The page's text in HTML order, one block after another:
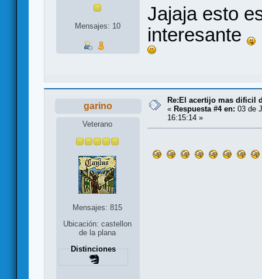
Mensajes: 10
Jajaja esto
interesante
garino
Veterano
Mensajes: 815
Ubicación: castellon
de la plana
Distinciones
Re:El acertijo mas dificil
« Respuesta #4 en: 03 de
16:15:14 »